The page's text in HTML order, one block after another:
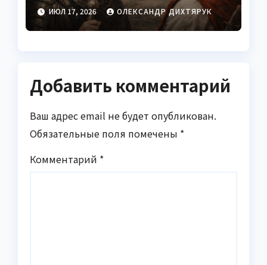
ИЮЛ 17, 2026 ОЛЕКСАНДР ДИХТЯРУК
Добавить комментарий
Ваш адрес email не будет опубликован.
Обязательные поля помечены *
Комментарий *